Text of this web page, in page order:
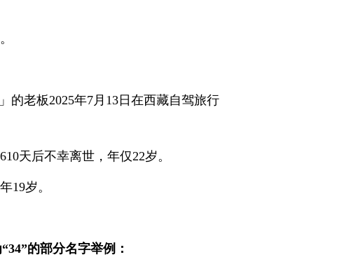
的老板2025年7月13日在西藏自驾旅行
天后不幸离世，年仅22岁。
19岁。
的部分名字举例：